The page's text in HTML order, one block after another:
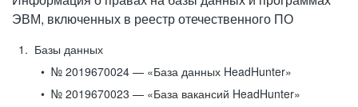
ЭВМ, включенных в реестр отечественного ПО
Базы данных
№ 2019670024 — «База данных HeadHunter»
№ 2019670023 — «База вакансий HeadHunter»